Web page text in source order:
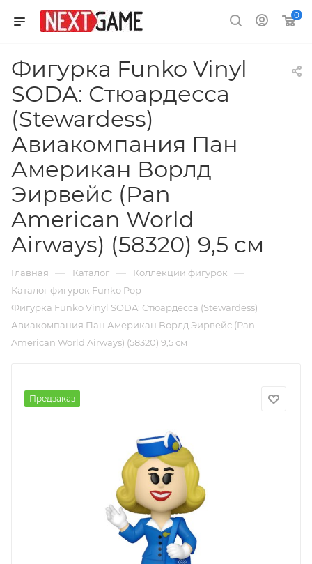
0
Фигурка Funko Vinyl
SODA: Стюардесса
(Stewardess)
Авиакомпания Пан
Американ Ворлд
Эирвейс (Pan
American World
Airways) (58320) 9,5 см
Главная — Каталог — Коллекции фигурок —
Каталог фигурок Funko Pop —
Фигурка Funko Vinyl SODA: Стюардесса (Stewardess)
Авиакомпания Пан Американ Ворлд Эирвейс (Pan
American World Airways) (58320) 9,5 см
Предзаказ